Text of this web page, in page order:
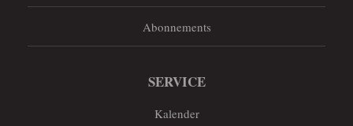
Abonnements
SERVICE
Kalender